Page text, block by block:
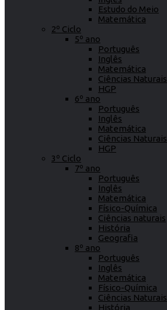
Estudo do Meio
Matemática
2º Ciclo
5º ano
Português
Inglês
Matemática
Ciências Naturais
HGP
6º ano
Português
Inglês
Matemática
Ciências Naturais
HGP
3º Ciclo
7º ano
Português
Inglês
Matemática
Físico-Química
Ciências naturais
História
Geografia
8º ano
Português
Inglês
Matemática
Físico-Química
Ciências Naturais
História